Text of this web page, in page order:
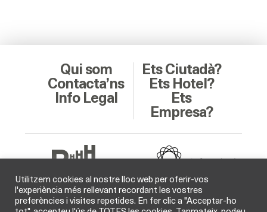
Qui som
Contacta’ns
Info Legal
Ets Ciutadà?
Ets Hotel?
Ets
Empresa?
Soci Col·laborador
Utilitzem cookies al nostre lloc web per oferir-vos
l'experiència més rellevant recordant les vostres
preferències i visites repetides. En fer clic a "Acceptar-ho